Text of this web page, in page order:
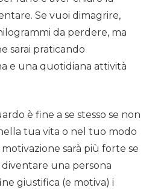
Se vuoi dimagrire,
da perdere, ma
sarai praticando
e una quotidiana attività
è fine a se stesso se non
tua vita o nel tuo modo
sarà più forte se
una persona
giustifica (e motiva) i